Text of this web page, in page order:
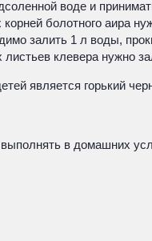
воде и
болотного аира
залить 1 л воды,
клевера нужно
является горький
в домашних